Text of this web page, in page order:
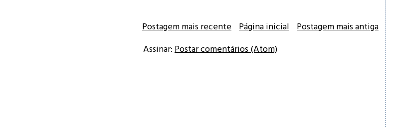
Postagem mais recente Postagem mais antiga
Página inicial
Assinar: Postar comentários (Atom)